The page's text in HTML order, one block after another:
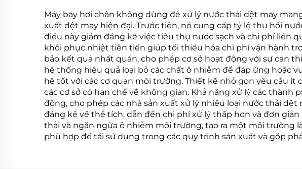
máy nhà máy sản
xuất
hồi dung
Máy bay hơi chân không dùng để xử lý nước thải dệt may
xuất dệt may hiện đại. Trước tiên, nó cung cấp tỷ lệ thu hồi
điều này giảm đáng kể việc tiêu thụ nước sạch và chi phí liên
khôi phục nhiệt tiên tiến giúp tối thiểu hóa chi phí vận hành
bảo kết quả nhất quán, cho phép cơ sở hoạt động với sự can
hệ thống hiệu quả loại bỏ các chất ô nhiễm để đáp ứng hoặc
hệ tốt với các cơ quan môi trường. Thiết kế nhỏ gọn yêu cầu
các cơ sở có hạn chế về không gian. Khả năng xử lý các
động, cho phép các nhà sản xuất xử lý nhiều loại nước thải
đáng kể về thể tích, dẫn đến chi phí xử lý thấp hơn và đơn
thải và ngăn ngừa ô nhiễm môi trường, tạo ra một môi trường
phù hợp để tái sử dụng trong các quy trình sản xuất và góp